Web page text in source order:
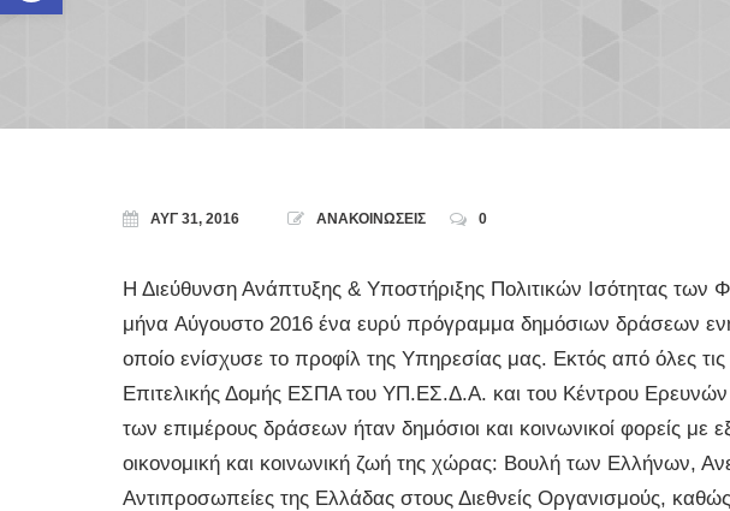
ΑΥΓ 31, 2016 ΑΝΑΚΟΙΝΩΣΕΙΣ 0
Η Διεύθυνση Ανάπτυξης & Υποστήριξης Πολιτικών Ισότητας των
μήνα Αύγουστο 2016 ένα ευρύ πρόγραμμα δημόσιων δράσεων
οποίο ενίσχυσε το προφίλ της Υπηρεσίας μας. Εκτός από όλες
Επιτελικής Δομής ΕΣΠΑ του ΥΠ.ΕΣ.Δ.Α. και του Κέντρου
των επιμέρους δράσεων ήταν δημόσιοι και κοινωνικοί φορείς με
οικονομική και κοινωνική ζωή της χώρας: Βουλή των Ελλήνων,
Αντιπροσωπείες της Ελλάδας στους Διεθνείς Οργανισμούς, καθώς